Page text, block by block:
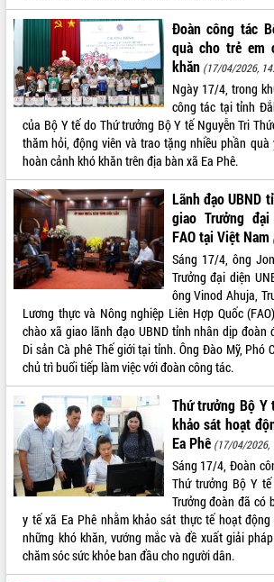
Đoàn công tác
quà cho trẻ em
khăn (17/04/2026,
Ngày 17/4, trong
công tác tại tỉnh
của Bộ Y tế do Thứ trưởng Bộ Y tế Nguyễn Tri
thăm hỏi, động viên và trao tặng nhiều phần quà
hoàn cảnh khó khăn trên địa bàn xã Ea Phê.
Lãnh đạo UBND
giao Trưởng
FAO tại Việt Nam
Sáng 17/4, ông
Trưởng đại diện
ông Vinod Ahuja,
Lương thực và Nông nghiệp Liên Hợp Quốc
chào xã giao lãnh đạo UBND tỉnh nhân dịp đoàn
Di sản Cà phê Thế giới tại tỉnh. Ông Đào Mỹ, Phó
chủ trì buổi tiếp làm việc với đoàn công tác.
Thứ trưởng Bộ Y
khảo sát hoạt
Ea Phê (17/04/2026,
Sáng 17/4, Đoàn
Thứ trưởng Bộ Y
Trưởng đoàn đã có
y tế xã Ea Phê nhằm khảo sát thực tế hoạt
những khó khăn, vướng mắc và đề xuất giải
chăm sóc sức khỏe ban đầu cho người dân.